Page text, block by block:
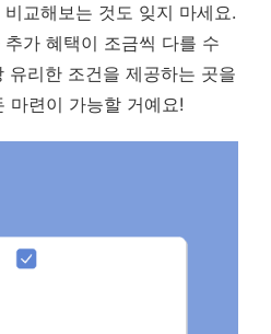
교해보는 것도 잊지 마세요.
가 혜택이 조금씩 다를 수
유리한 조건을 제공하는 곳을
마련이 가능할 거예요!